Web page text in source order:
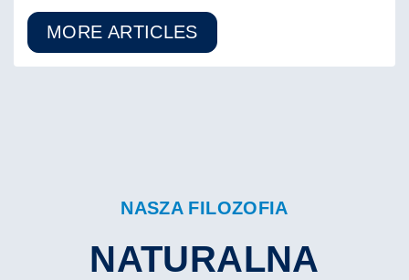
MORE ARTICLES
NASZA FILOZOFIA
NATURALNA